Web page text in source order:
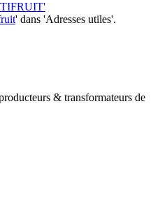
' dans 'Adresses utiles'.
& transformateurs de